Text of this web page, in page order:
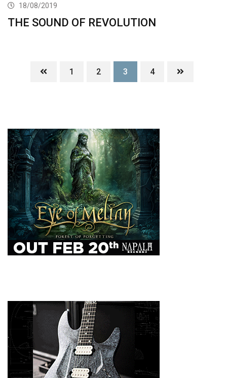
18/08/2019
THE SOUND OF REVOLUTION
1 2 3 4